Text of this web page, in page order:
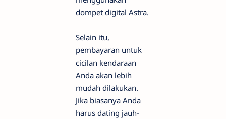
dompet digital Astra.
Selain itu,
pembayaran untuk
cicilan kendaraan
Anda akan lebih
mudah dilakukan.
Jika biasanya Anda
harus dating jauh-